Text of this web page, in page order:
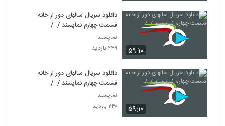
۵۹:۱۰
دانلود سریال سالهای دور از خانه
قسمت چهارم نماپسند /../
نماپسند
۲۴۹ بازدید
۵۹:۱۰
دانلود سریال سالهای دور از خانه
قسمت چهارم نماپسند /../
نماپسند
۲۴۰ بازدید